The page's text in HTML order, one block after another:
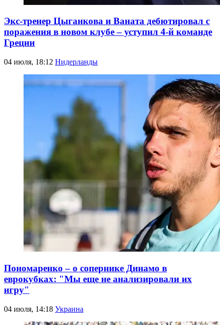
Экс-тренер Цыганкова и Ваната дебютировал с
поражения в новом клубе – уступил 4-й команде
Греции
04 июля, 18:12 Нидерланды
Пономаренко – о сопернике Динамо в
еврокубках: "Мы еще не анализировали их
игру"
04 июля, 14:18 Украина